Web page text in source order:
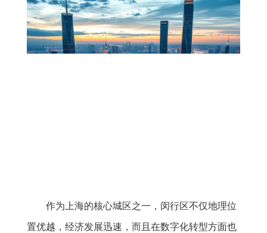
作为上海的核心城区之一，闵行区不仅地理位
置优越，经济发展迅速，而且在数字化转型方面也